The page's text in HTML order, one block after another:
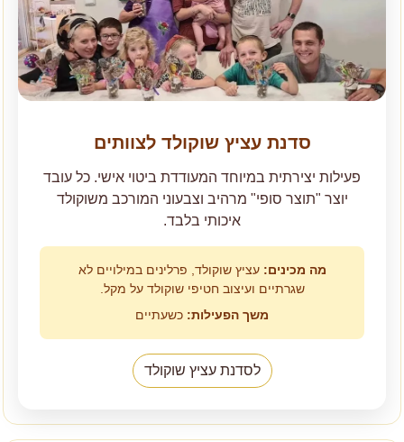
סדנת עציץ שוקולד לצוותים
פעילות יצירתית במיוחד המעודדת ביטוי אישי. כל עובד
יוצר "תוצר סופי" מרהיב וצבעוני המורכב משוקולד
איכותי בלבד.
מה מכינים: עציץ שוקולד, פרלינים במילויים לא
שגרתיים ועיצוב חטיפי שוקולד על מקל.
משך הפעילות: כשעתיים
לסדנת עציץ שוקולד